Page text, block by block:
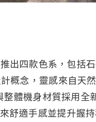
出四款色系，包括
概念，靈感來自天
整體機身材質採用
舒適手感並提升握